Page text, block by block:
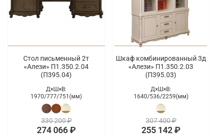
Стол письменный 2т
«Алези» П1.350.2.04
(П395.04)
Д×Ш×В:
1970/777/751(мм)
330 200 ₽
274 066 ₽
Шкаф комбинированный 3д
«Алези» П1.350.2.03
(П395.03)
Д×Ш×В:
1640/536/2259(мм)
307 400 ₽
255 142 ₽